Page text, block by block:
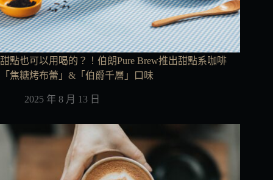
甜點也可以用喝的？！伯朗Pure Brew推出甜點系咖啡
「焦糖烤布蕾」&「伯爵千層」口味
2025 年 8 月 13 日